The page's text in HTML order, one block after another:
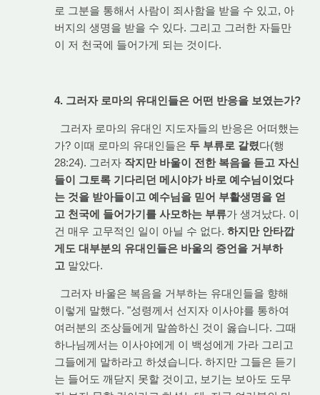
로 그분을 통해서 사람이 죄사함을 받을 수 있고, 아
버지의 생명을 받을 수 있다. 그리고 그러한 자들만
이 저 천국에 들어가게 되는 것이다.
4. 그러자 로마의 유대인들은 어떤 반응을 보였는가?
그러자 로마의 유대인 지도자들의 반응은 어떠했는
가? 이때 로마의 유대인들은 두 부류로 갈렸다(행
28:24). 그러자 작지만 바울이 전한 복음을 듣고 자신
들이 그토록 기다리던 메시야가 바로 예수님이었다
는 것을 받아들이고 예수님을 믿어 부활생명을 얻
고 천국에 들어가기를 사모하는 부류가 생겨났다. 이
건 매우 고무적인 일이 아닐 수 없다. 하지만 안타깝
게도 대부분의 유대인들은 바울의 증언을 거부하
고 말았다.
그러자 바울은 복음을 거부하는 유대인들을 향해
이렇게 말했다. "성령께서 선지자 이사야를 통하여
여러분의 조상들에게 말씀하신 것이 옳습니다. 그때
하나님께서는 이사야에게 이 백성에게 가라 그리고
그들에게 말하라고 하셨습니다. 하지만 그들은 듣기
는 들어도 깨닫지 못할 것이고, 보기는 보아도 도무